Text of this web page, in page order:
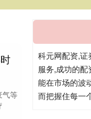
气等
科元网配资,证
服务,成功的
能在市场的波
而把握住每一